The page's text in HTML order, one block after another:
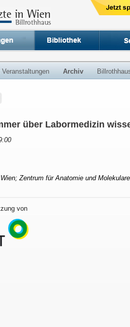
Veranstaltungen Archiv
über Labormedizin
Zentrum für Anatomie und
von